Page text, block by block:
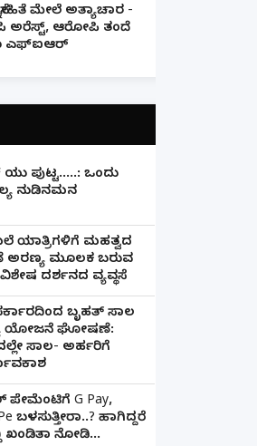
ಮೇಲೆ ಅತ್ಯಾಚಾರ -
ಅರೆಸ್ಟ್, ಆರೋಪಿ ತಂದೆ
ಎಫ್ಐಆರ್
ಪುಟ್ಟ.....: ಒಂದು
ನುಡಿನಮನ
ಯಾತ್ರಿಗಳಿಗೆ ಮಹತ್ವದ
ಅರಣ್ಯ ಮೂಲಕ ಬರುವ
ದರ್ಶನದ ವ್ಯವಸ್ಥೆ
ಬೃಹತ್ ಸಾಲ
ಯೋಜನೆ ಘೋಷಣೆ:
ಸಾಲ- ಅರ್ಹರಿಗೆ
G Pay,
ಬಳಸುತ್ತೀರಾ..? ಹಾಗಿದ್ದರೆ
ಖಂಡಿತಾ ನೋಡಿ...